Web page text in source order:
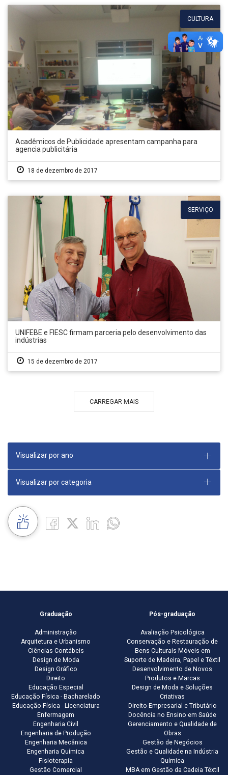
CULTURA
Acadêmicos de Publicidade apresentam campanha para
agencia publicitária
18 de dezembro de 2017
SERVIÇO
UNIFEBE e FIESC firmam parceria pelo desenvolvimento das
indústrias
15 de dezembro de 2017
CARREGAR MAIS
Visualizar por ano
Visualizar por categoria
Graduação
Administração
Arquitetura e Urbanismo
Ciências Contábeis
Design de Moda
Design Gráfico
Direito
Educação Especial
Educação Física - Bacharelado
Educação Física - Licenciatura
Enfermagem
Engenharia Civil
Engenharia de Produção
Engenharia Mecânica
Engenharia Química
Fisioterapia
Gestão Comercial
Pós-graduação
Avaliação Psicológica
Conservação e Restauração de
Bens Culturais Móveis em
Suporte de Madeira, Papel e Têxtil
Desenvolvimento de Novos
Produtos e Marcas
Design de Moda e Soluções
Criativas
Direito Empresarial e Tributário
Docência no Ensino em Saúde
Gerenciamento e Qualidade de
Obras
Gestão de Negócios
Gestão e Qualidade na Indústria
Química
MBA em Gestão da Cadeia Têxtil